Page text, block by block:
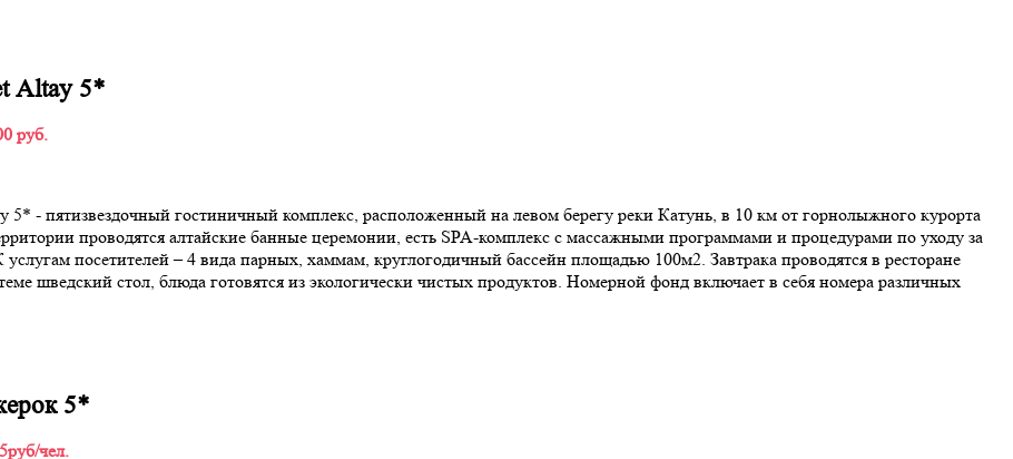
Аltay 5*
руб.
5* - пятизвездочный гостиничный комплекс, расположенный на левом берегу реки Катунь, в 10 км от горнолыжного курорта
проводятся алтайские банные церемонии, есть SPA-комплекс с массажными программами и процедурами по уходу за
посетителей – 4 вида парных, хаммам, круглогодичный бассейн площадью 100м2. Завтрака проводятся в ресторане
шведский стол, блюда готовятся из экологически чистых продуктов. Номерной фонд включает в себя номера различных
5*
чел.